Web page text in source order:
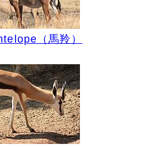
（馬羚）